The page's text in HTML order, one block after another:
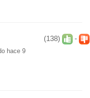
(138) -
hace 9